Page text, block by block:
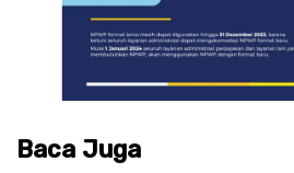
Baca Juga